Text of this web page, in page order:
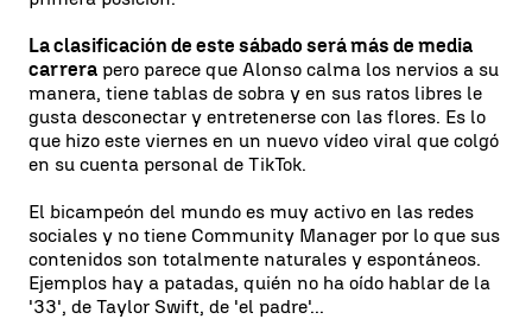
La clasificación de este sábado será más de media
carrera pero parece que Alonso calma los nervios a su
manera, tiene tablas de sobra y en sus ratos libres le
gusta desconectar y entretenerse con las flores. Es lo
que hizo este viernes en un nuevo vídeo viral que colgó
en su cuenta personal de TikTok.
El bicampeón del mundo es muy activo en las redes
sociales y no tiene Community Manager por lo que sus
contenidos son totalmente naturales y espontáneos.
Ejemplos hay a patadas, quién no ha oído hablar de la
'33', de Taylor Swift, de 'el padre'...